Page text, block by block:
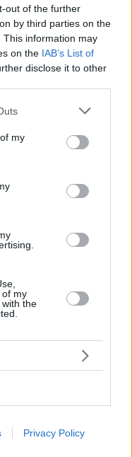
out of the further
by third parties on the
This information may
on the IAB’s List of
disclose it to other
one or more Google
You may click to
third-party tags to
in below Google
my
of my
the
Privacy Policy
#china
fields are marked*
browser for the